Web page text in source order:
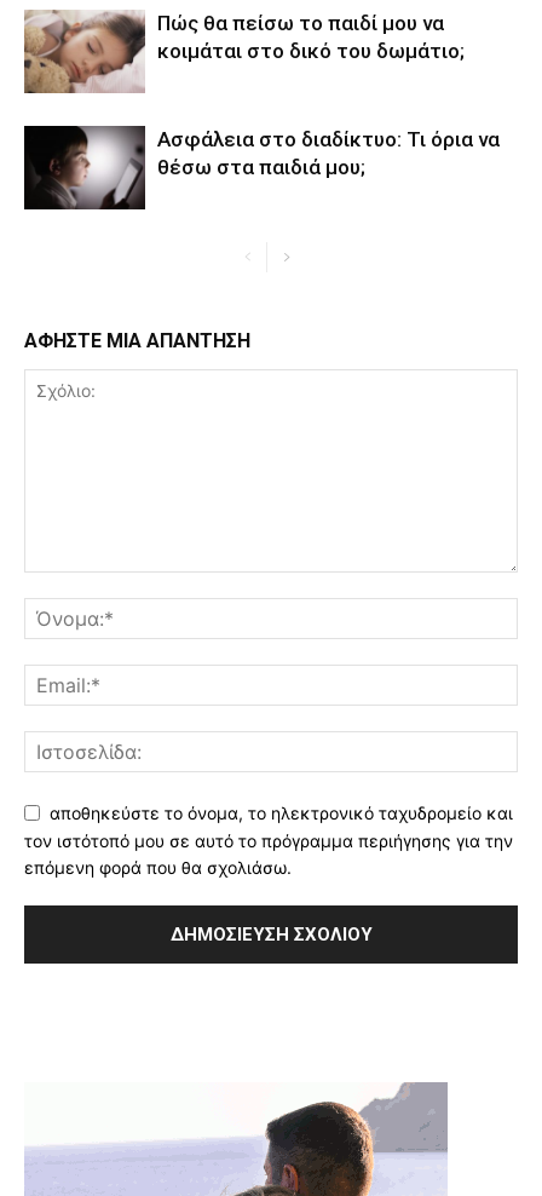
Πώς θα πείσω το παιδί μου να
κοιμάται στο δικό του δωμάτιο;
Ασφάλεια στο διαδίκτυο: Τι όρια να
θέσω στα παιδιά μου;
ΑΦΗΣΤΕ ΜΙΑ ΑΠΑΝΤΗΣΗ
αποθηκεύστε το όνομα, το ηλεκτρονικό ταχυδρομείο και
τον ιστότοπό μου σε αυτό το πρόγραμμα περιήγησης για την
επόμενη φορά που θα σχολιάσω.